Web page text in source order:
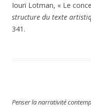
Iouri Lotman, « Le
structure du texte
341.
Penser la narrativité